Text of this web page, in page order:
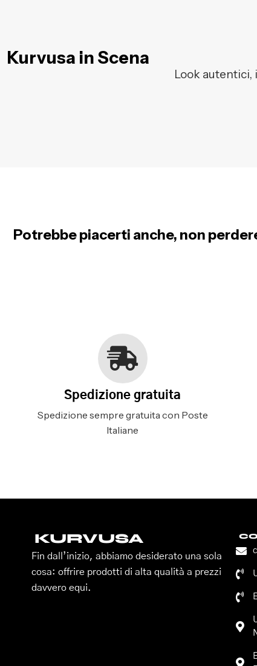
Kurvusa in Scena
Look autentici,
Potrebbe piacerti anche, non
Spedizione gratuita
Spedizione sempre gratuita con Poste
Italiane
KURVUSA
Fin dall’inizio, abbiamo desiderato una sola
cosa: offrire prodotti di alta qualità a prezzi
davvero equi.